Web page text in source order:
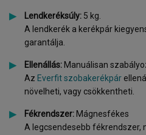
Lendkeréksúly: 5 kg.
A lendkerék a kerékpár
garantálja.
Ellenállás: Manuálisan
Az Everfit szobakerékpár
növelheti, vagy csökkentheti.
Fékrendszer: Mágnesfékes
A legcsendesebb fékrendszer,